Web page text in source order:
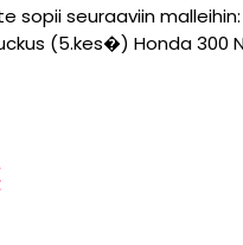
seuraaviin malleihin:
(5.kes�) Honda 300